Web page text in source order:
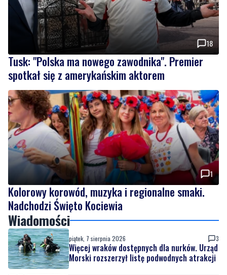
18
Tusk: "Polska ma nowego zawodnika". Premier
spotkał się z amerykańskim aktorem
1
Kolorowy korowód, muzyka i regionalne smaki.
Nadchodzi Święto Kociewia
Wiadomości
piątek, 7 sierpnia 2026 3
Więcej wraków dostępnych dla nurków. Urząd
Morski rozszerzył listę podwodnych atrakcji